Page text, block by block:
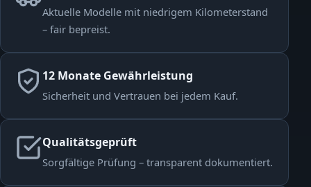
Aktuelle Modelle mit niedrigem Kilometerstand
– fair bepreist.
12 Monate Gewährleistung
Sicherheit und Vertrauen bei jedem Kauf.
Qualitätsgeprüft
Sorgfältige Prüfung – transparent dokumentiert.